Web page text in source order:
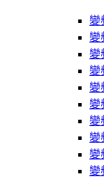
變
變
變
變
變
變
變
變
變
變